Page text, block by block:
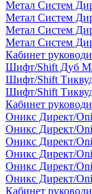
Метал Систем
Метал Систем
Метал Систем
Метал Систем
Кабинет
Шифт/Shift Дуб
Шифт/Shift
Шифт/Shift
Кабинет
Оникс Директ/
Оникс Директ/
Оникс Директ/
Оникс Директ/
Оникс Директ/
Оникс Директ/
Кабинет